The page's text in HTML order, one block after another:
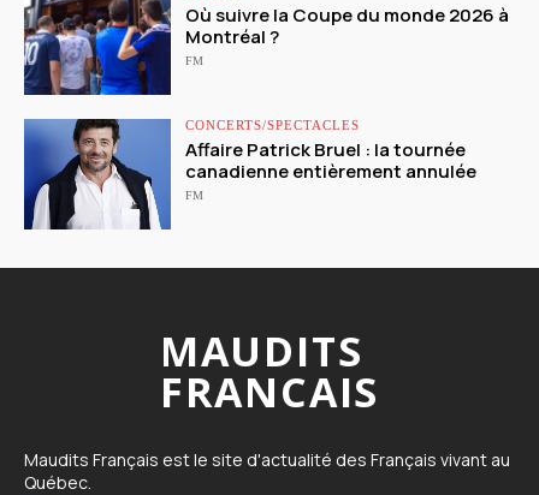
Où suivre la Coupe du monde 2026 à
Montréal ?
FM
CONCERTS/SPECTACLES
Affaire Patrick Bruel : la tournée
canadienne entièrement annulée
FM
MAUDITS
FRANCAIS
Maudits Français est le site d'actualité des Français vivant au
Québec.